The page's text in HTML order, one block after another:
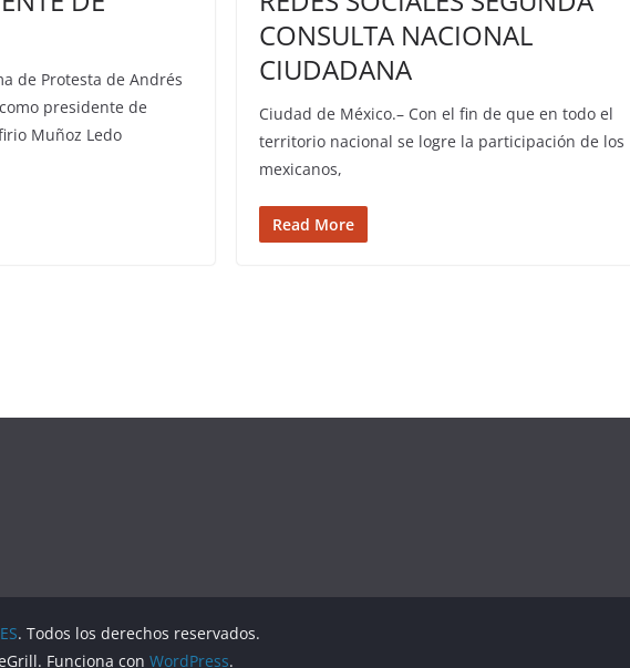
de Protesta de Andrés
presidente de
Muñoz Ledo
CONSULTA NACIONAL
CIUDADANA
Ciudad de México.– Con el fin de que en todo el
territorio nacional se logre la participación de los
mexicanos,
Read More
. Todos los derechos reservados.
Funciona con WordPress.